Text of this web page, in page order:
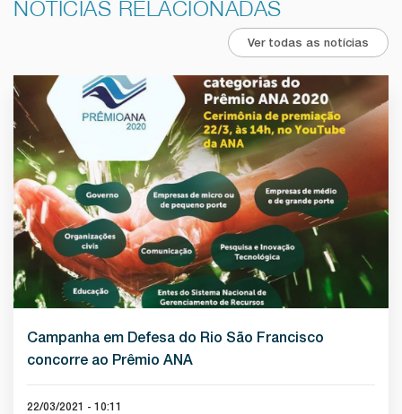
NOTÍCIAS RELACIONADAS
Ver todas as notícias
Campanha em Defesa do Rio São Francisco
concorre ao Prêmio ANA
22/03/2021 - 10:11